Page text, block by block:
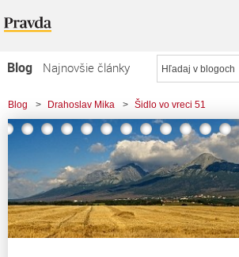
Blog
Najnovšie články
Najčítanejšie články
Najkomentovanejšie články
Zoznam blogov
Komerčné blogy
Blog > Drahoslav Mika > Šidlo vo vreci 51